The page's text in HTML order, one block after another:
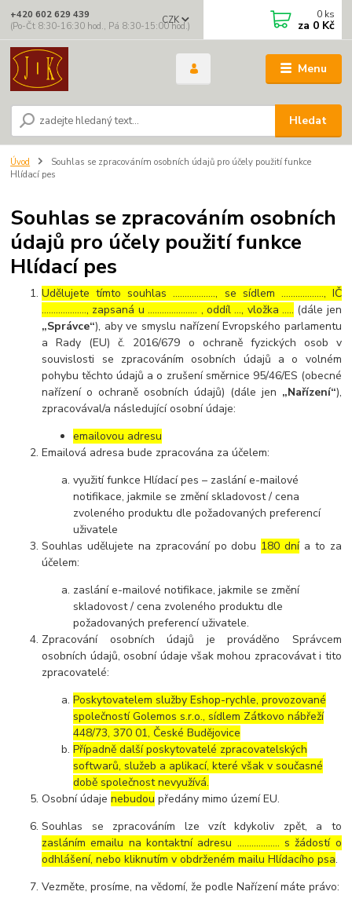
Menu
CZK
Hledat
+420 602 629 439
(Po-Čt 8:30-16:30 hod., Pá 8:30-15:00 hod.)
0 ks
za 0 Kč
Úvod
Souhlas se zpracováním osobních údajů pro účely použití funkce
Hlídací pes
Souhlas se zpracováním osobních
údajů pro účely použití funkce
Hlídací pes
Udělujete tímto souhlas ……………..., se sídlem ………………, IČ
………………., zapsaná u ………………… , oddíl …, vložka ….. (dále jen
„Správce“), aby ve smyslu nařízení Evropského parlamentu
a Rady (EU) č. 2016/679 o ochraně fyzických osob v
souvislosti se zpracováním osobních údajů a o volném
pohybu těchto údajů a o zrušení směrnice 95/46/ES (obecné
nařízení o ochraně osobních údajů) (dále jen „Nařízení“),
zpracovával/a následující osobní údaje:
emailovou adresu
Emailová adresa bude zpracována za účelem:
využití funkce Hlídací pes – zaslání e-mailové
notifikace, jakmile se změní skladovost / cena
zvoleného produktu dle požadovaných preferencí
uživatele
Souhlas udělujete na zpracování po dobu 180 dnía to za
účelem:
zaslání e-mailové notifikace, jakmile se změní
skladovost / cena zvoleného produktu dle
požadovaných preferencí uživatele.
Zpracování osobních údajů je prováděno Správcem
osobních údajů, osobní údaje však mohou zpracovávat i tito
zpracovatelé:
Poskytovatelem služby Eshop-rychle, provozované
společností Golemos s.r.o., sídlem Zátkovo nábřeží
448/73, 370 01, České Budějovice
Případně další poskytovatelé zpracovatelských
softwarů, služeb a aplikací, které však v současné
době společnost nevyužívá.
Osobní údajenebudou předány mimo území EU.
Souhlas se zpracováním lze vzít kdykoliv zpět, a to
zasláním emailu na kontaktní adresu ..……………. s žádostí o
odhlášení, nebo kliknutím v obdrženém mailu Hlídacího psa.
Vezměte, prosíme, na vědomí, že podle Nařízení máte právo: